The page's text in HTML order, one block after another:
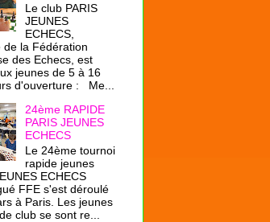
Le club PARIS
JEUNES
ECHECS,
de la Fédération
des Echecs, est
jeunes de 5 à 16
d'ouverture : Me...
24ème RAPIDE
PARIS JEUNES
ECHECS
Le 24ème tournoi
rapide jeunes
ECHECS
FFE s'est déroulé
à Paris. Les jeunes
club se sont re...